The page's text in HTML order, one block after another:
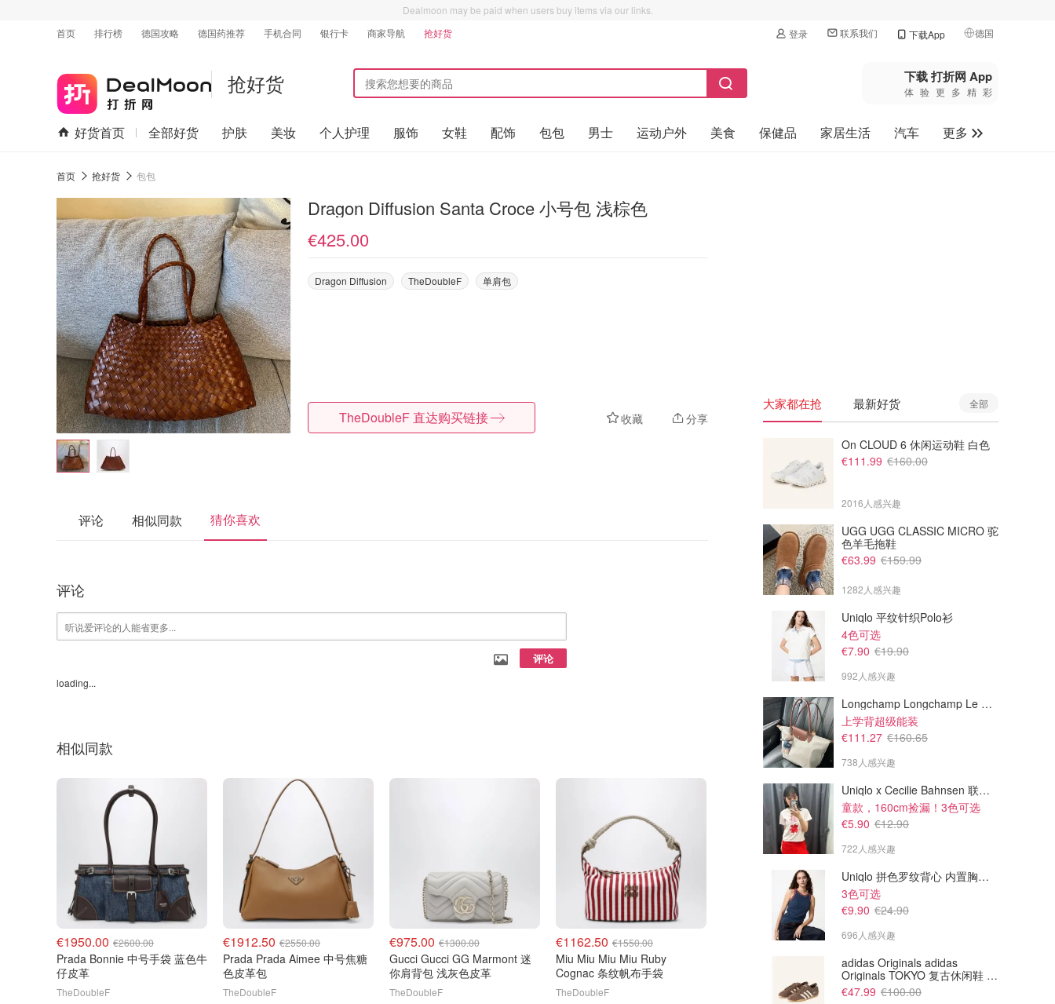
Dealmoon may be paid when users buy items via our links.
首页
排行榜 德国攻略 德国药推荐 手机合同 银行卡 商家导航 抢好货 登录 联系我们 下载App 德国
🇺🇸美国
🇨🇳中国
🇨🇦加拿大
抢好货 下载 打折网 App
体验更多精彩
好货首页 全部好货 护肤 美妆 个人护理 服饰 女鞋 配饰 包包 男士 运动户外 美食 保健品 家居生活 汽车
更多
首页 抢好货 包包
Dragon Diffusion Santa Croce 小号包 浅棕色
€425.00
Dragon Diffusion TheDoubleF 单肩包
收藏 分享
TheDoubleF 直达购买链接
评论 相似同款 猜你喜欢
评论
评论
loading...
相似同款
€1950.00 €2600.00
Prada Bonnie 中号手袋 蓝色牛
仔皮革
TheDoubleF
€1912.50 €2550.00
Prada Prada Aimee 中号焦糖
色皮革包
TheDoubleF
€975.00 €1300.00
Gucci Gucci GG Marmont 迷
你肩背包 浅灰色皮革
TheDoubleF
€1162.50 €1550.00
Miu Miu Miu Miu Ruby
Cognac 条纹帆布手袋
TheDoubleF
€2137.50 €2850.00
Miu Miu 大号手提包 光面
€1875.00
Prada Prada Arque 中号白色
皮革单肩包
TheDoubleF
大家都在抢 最新好货 全部
On CLOUD 6 休闲运动鞋 白色
€111.99 €160.00
2016人感兴趣
UGG UGG CLASSIC MICRO 驼
色羊毛拖鞋
€63.99 €159.99
1282人感兴趣
Uniqlo 平纹针织Polo衫
4色可选
€7.90 €19.90
992人感兴趣
Longchamp Longchamp Le Pliage 大号手提包
上学背超级能装
€111.27 €160.65
738人感兴趣
Uniqlo x Cecilie Bahnsen 联名T恤
童款，160cm捡漏！3色可选
€5.90 €12.90
722人感兴趣
Uniqlo 拼色罗纹背心 内置胸垫 标准款
3色可选
€9.90 €24.90
696人感兴趣
adidas Originals adidas
Originals TOKYO 复古休闲鞋 深
棕色
€47.99 €100.00